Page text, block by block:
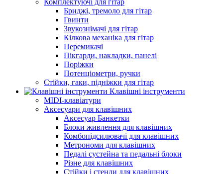
Комплектуючі для гітар
Бриджі, тремоло для гітар
Гвинти
Звукознімачі для гітар
Кілкова механіка для гітар
Перемикачі
Пікгарди, накладки, панелі
Поріжки
Потенціометри, ручки
Стійки, гаки, підніжки для гітар
Клавішні інструменти
MIDI-клавіатури
Аксесуари для клавішних
Аксесуар Банкетки
Блоки живлення для клавішних
Комбопідсилювачі для клавішних
Метрономи для клавішних
Педалі сустейна та педальні блоки
Різне для клавішних
Стійки і стенди для клавішних